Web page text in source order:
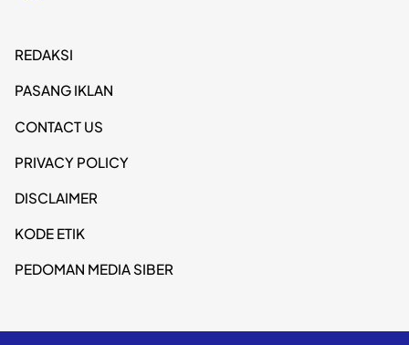
REDAKSI
PASANG IKLAN
CONTACT US
PRIVACY POLICY
DISCLAIMER
KODE ETIK
PEDOMAN MEDIA SIBER